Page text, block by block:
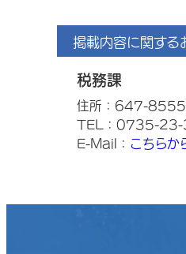
掲載内容に関する
税務課
住所：647-8555
TEL：0735-
E-Mail： こちらか